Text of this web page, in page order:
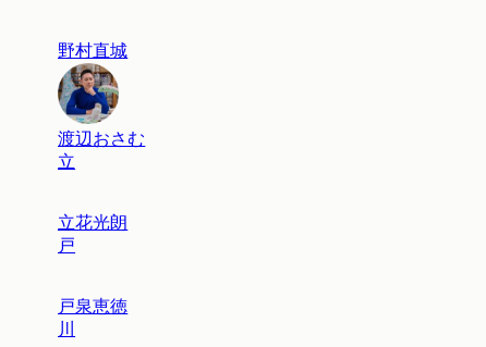
野村直城
渡辺おさむ
立
立花光朗
戸
戸泉恵徳
川